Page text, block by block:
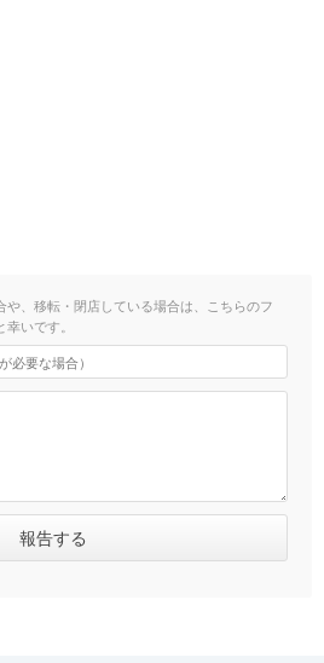
や、移転・閉店している場合は、こちらのフ
いです。